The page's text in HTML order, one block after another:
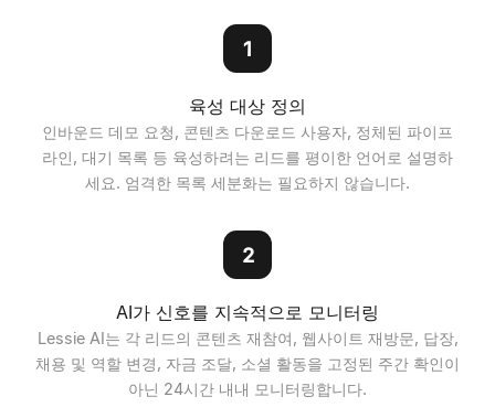
1
육성 대상 정의
인바운드 데모 요청, 콘텐츠 다운로드 사용자, 정체된 파이프
라인, 대기 목록 등 육성하려는 리드를 평이한 언어로 설명하
세요. 엄격한 목록 세분화는 필요하지 않습니다.
2
AI가 신호를 지속적으로 모니터링
Lessie AI는 각 리드의 콘텐츠 재참여, 웹사이트 재방문, 답장,
채용 및 역할 변경, 자금 조달, 소셜 활동을 고정된 주간 확인이
아닌 24시간 내내 모니터링합니다.